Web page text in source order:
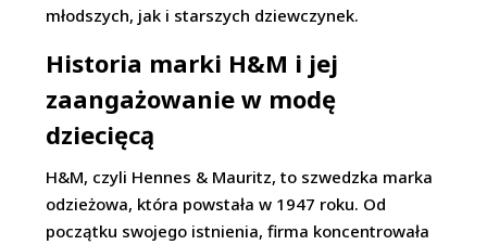
młodszych, jak i starszych dziewczynek.
Historia marki H&M i jej
zaangażowanie w modę
dziecięcą
H&M, czyli Hennes & Mauritz, to szwedzka marka
odzieżowa, która powstała w 1947 roku. Od
początku swojego istnienia, firma koncentrowała